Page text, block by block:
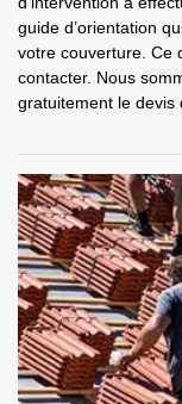
guide d’orientation
votre couverture. Ce
contacter. Nous
gratuitement le devis